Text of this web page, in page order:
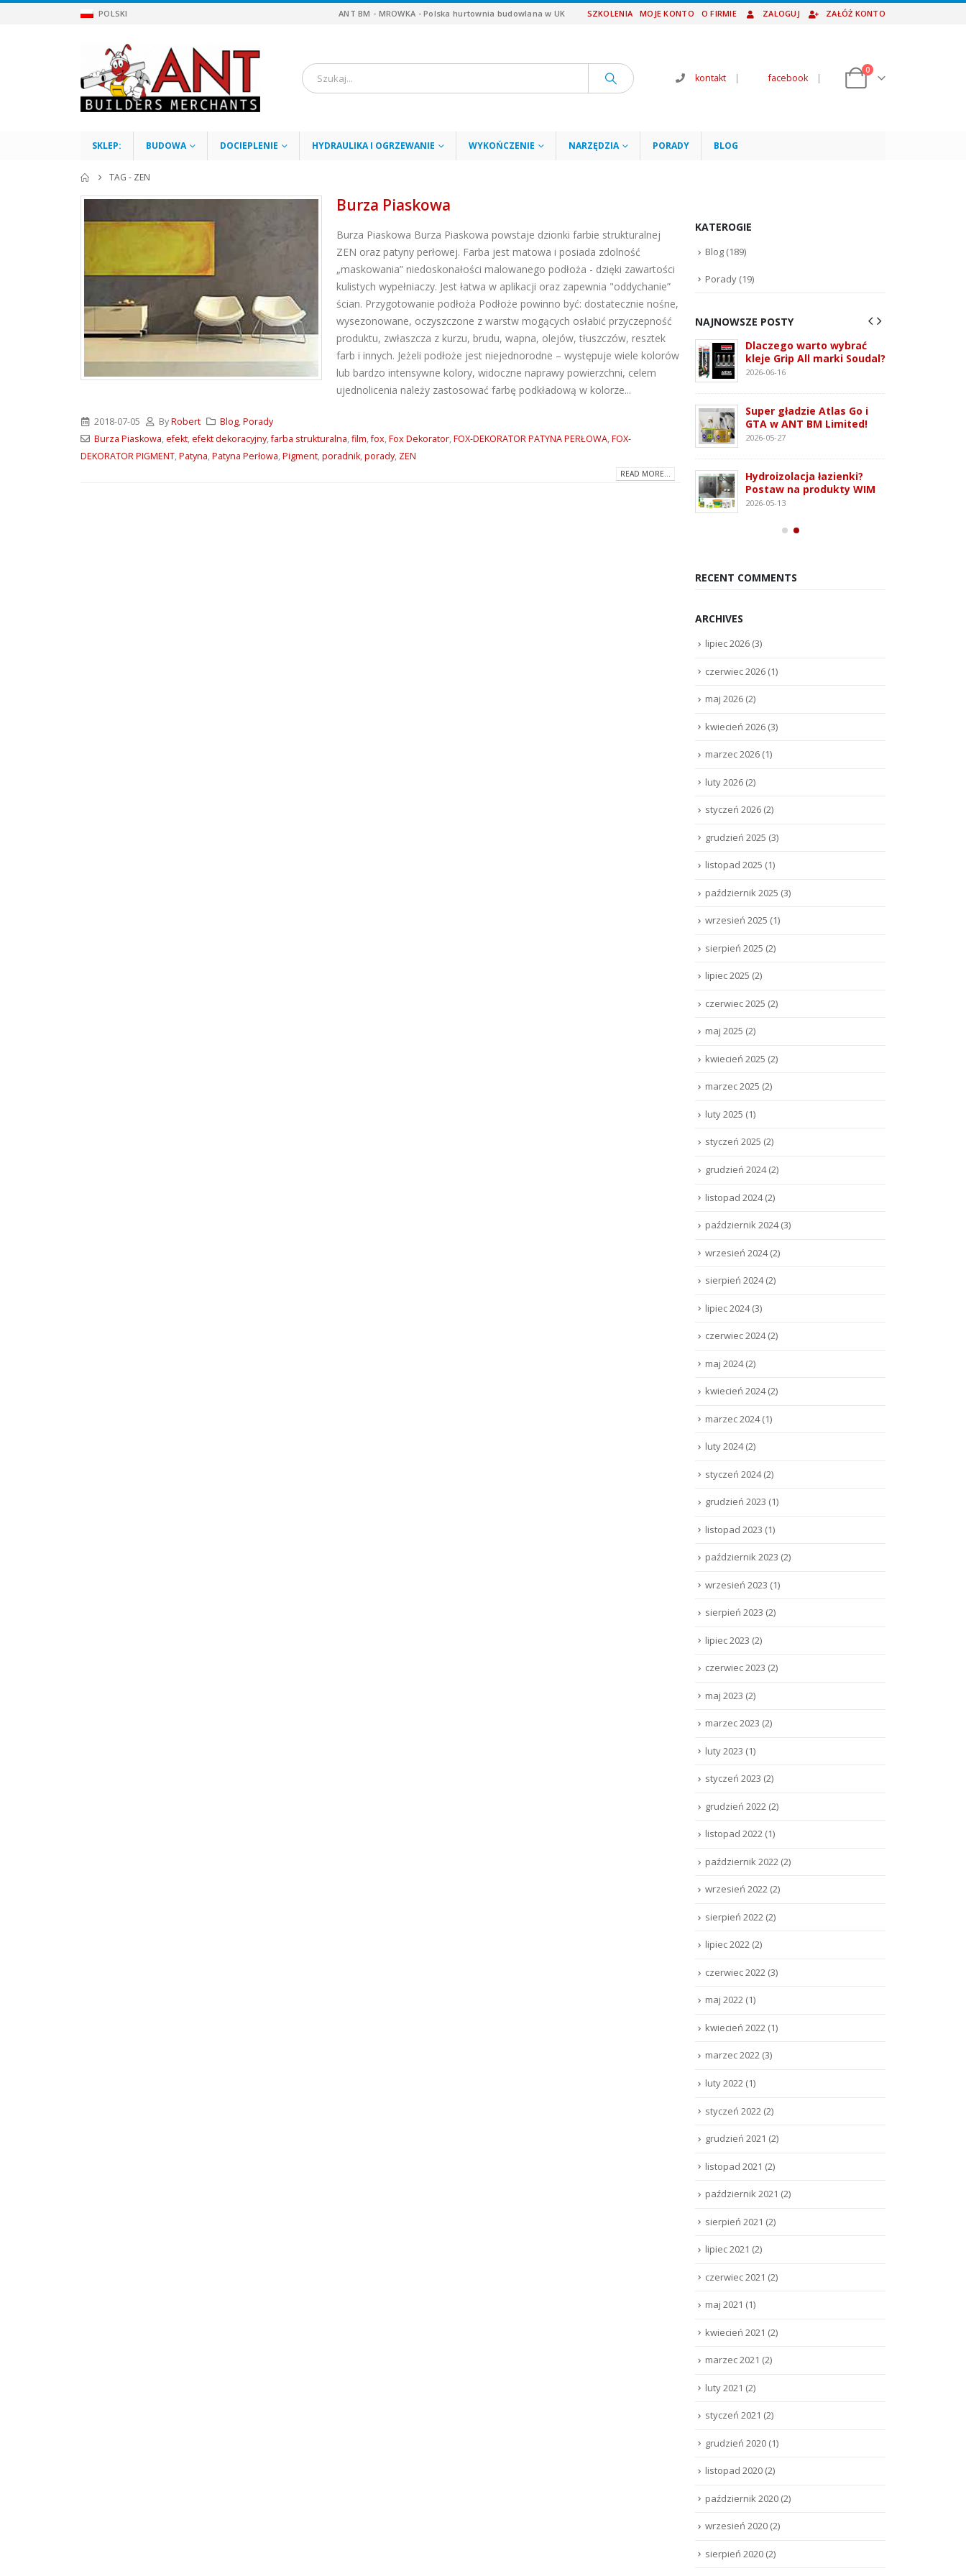
POLSKI ANT BM - MROWKA - Polska hurtownia budowlana w UK SZKOLENIA MOJE KONTO O FIRMIE ZALOGUJ ZAŁÓŻ KONTO
kontakt | facebook |
0
SKLEP: BUDOWA DOCIEPLENIE HYDRAULIKA I OGRZEWANIE WYKOŃCZENIE NARZĘDZIA PORADY BLOG
TAG - ZEN
Burza Piaskowa
Burza Piaskowa Burza Piaskowa powstaje dzionki farbie strukturalnej
ZEN oraz patyny perłowej. Farba jest matowa i posiada zdolność
„maskowania” niedoskonałości malowanego podłoża - dzięki zawartości
kulistych wypełniaczy. Jest łatwa w aplikacji oraz zapewnia "oddychanie”
ścian. Przygotowanie podłoża Podłoże powinno być: dostatecznie nośne,
wysezonowane, oczyszczone z warstw mogących osłabić przyczepność
produktu, zwłaszcza z kurzu, brudu, wapna, olejów, tłuszczów, resztek
farb i innych. Jeżeli podłoże jest niejednorodne – występuje wiele kolorów
lub bardzo intensywne kolory, widoczne naprawy powierzchni, celem
ujednolicenia należy zastosować farbę podkładową w kolorze...
2018-07-05 ByRobert Blog,Porady
Burza Piaskowa,efekt,efekt dekoracyjny,farba strukturalna,film,fox,Fox Dekorator,FOX-DEKORATOR PATYNA PERŁOWA,FOX-
DEKORATOR PIGMENT,Patyna,Patyna Perłowa,Pigment,poradnik,porady, ZEN
READ MORE...
KATEROGIE
Blog (189)
Porady (19)
NAJNOWSZE POSTY
ATLAS M-SYSTEM 3G –
nowoczesny system
Wkręty farmerskie WFD –
rodzaje i zastosowanie
Dlaczego warto wybrać
kleje Grip All marki Soudal?
2026-06-16
2026-05-27
ATLAS M-SYSTEM 3G –
nowoczesny system
montażu płyt G-K i OSB
2026-07-31
rodzaje i zastosowanie
Dlaczego warto wybrać
kleje Grip All marki Soudal?
2026-06-16
Super gładzie Atlas Go i
GTA w ANT BM Limited!
2026-05-27
Hydroizolacja łazienki?
Postaw na produkty WIM
2026-05-13
RECENT COMMENTS
ARCHIVES
lipiec 2026 (3)
czerwiec 2026 (1)
maj 2026 (2)
kwiecień 2026 (3)
marzec 2026 (1)
luty 2026 (2)
styczeń 2026 (2)
grudzień 2025 (3)
listopad 2025 (1)
październik 2025 (3)
wrzesień 2025 (1)
sierpień 2025 (2)
lipiec 2025 (2)
czerwiec 2025 (2)
maj 2025 (2)
kwiecień 2025 (2)
marzec 2025 (2)
luty 2025 (1)
styczeń 2025 (2)
grudzień 2024(2)
listopad 2024(2)
październik 2024(3)
wrzesień 2024(2)
sierpień 2024(2)
lipiec 2024(3)
czerwiec 2024(2)
maj 2024(2)
kwiecień 2024(2)
marzec 2024(1)
luty 2024(2)
styczeń 2024(2)
grudzień 2023 (1)
listopad 2023 (1)
październik 2023 (2)
wrzesień 2023 (1)
sierpień 2023 (2)
lipiec 2023 (2)
czerwiec 2023 (2)
maj 2023 (2)
marzec 2023 (2)
luty 2023 (1)
styczeń 2023 (2)
grudzień 2022 (2)
listopad 2022 (1)
październik 2022 (2)
wrzesień 2022 (2)
sierpień 2022 (2)
lipiec 2022 (2)
czerwiec 2022 (3)
maj 2022 (1)
kwiecień 2022 (1)
marzec 2022 (3)
luty 2022 (1)
styczeń 2022 (2)
grudzień 2021 (2)
listopad 2021 (2)
październik 2021 (2)
sierpień 2021 (2)
lipiec 2021 (2)
czerwiec 2021 (2)
maj 2021 (1)
kwiecień 2021 (2)
marzec 2021 (2)
luty 2021 (2)
styczeń 2021 (2)
grudzień 2020 (1)
listopad 2020 (2)
październik 2020 (2)
wrzesień 2020 (2)
sierpień 2020 (2)